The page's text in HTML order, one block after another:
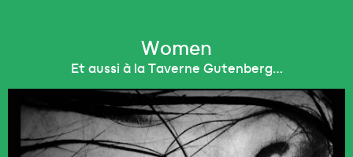
Women
Et aussi à la Taverne Gutenberg…